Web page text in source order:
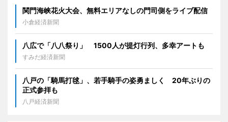
関門海峡花火大会、無料エリアなしの門司側をライブ配信
小倉経済新聞
八広で「八八祭り」 1500人が提灯行列、多幸アートも
すみだ経済新聞
八戸の「騎馬打毬」、若手騎手の姿勇ましく 20年ぶりの
正式参拝も
八戸経済新聞